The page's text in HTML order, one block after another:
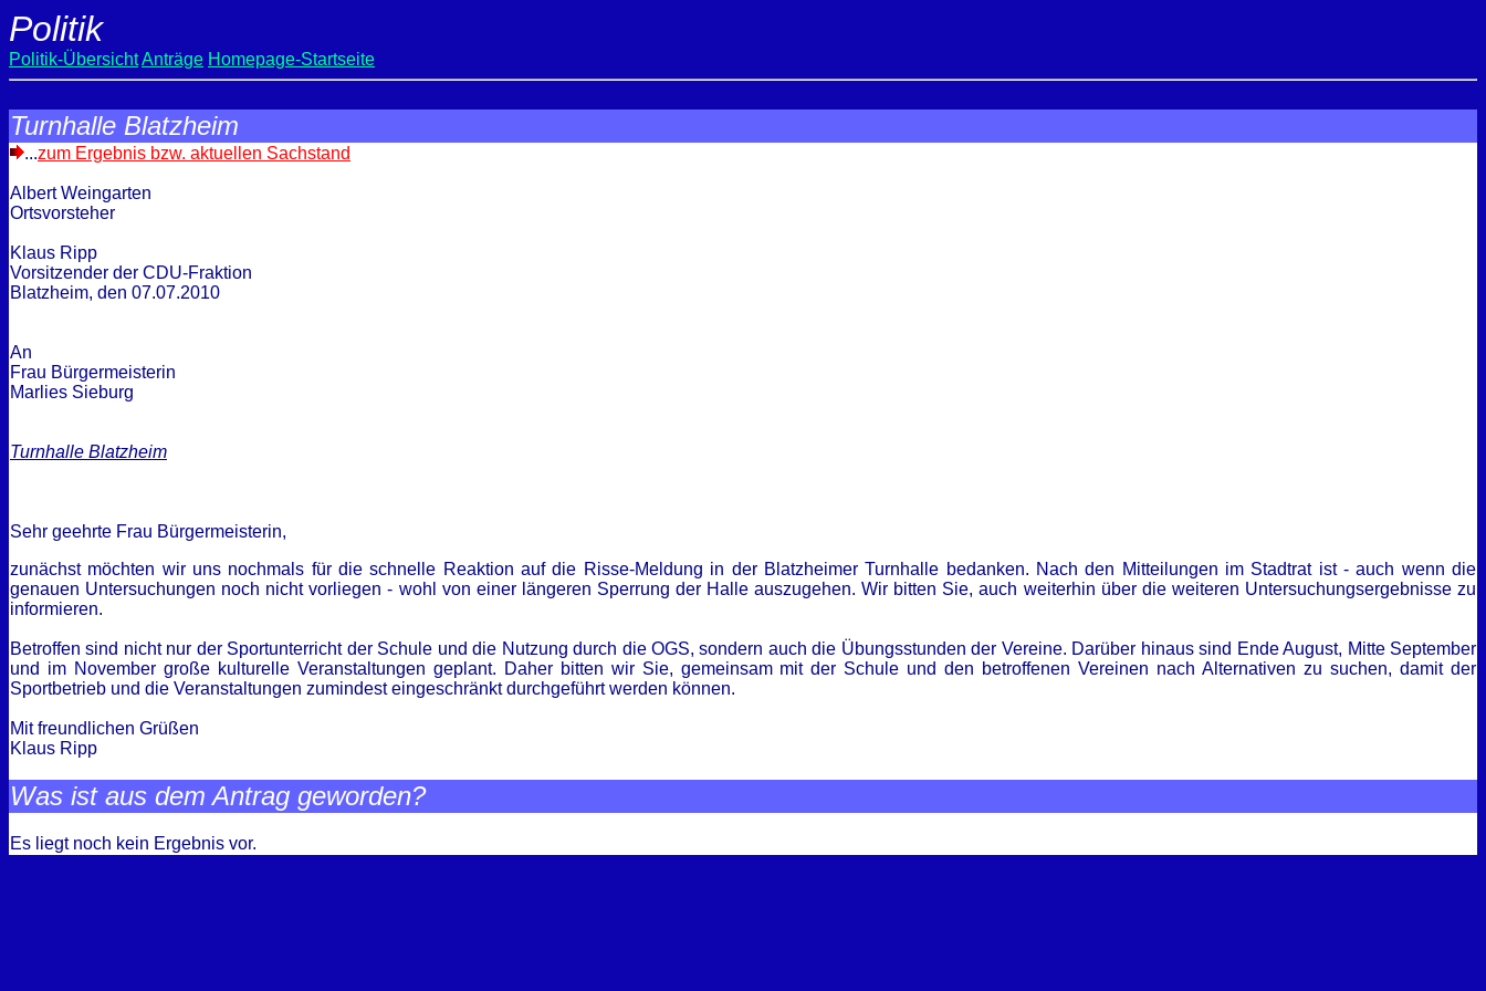
Politik
Politik-ÜbersichtAnträge Homepage-Startseite
Turnhalle Blatzheim
...zum Ergebnis bzw. aktuellen Sachstand
Albert Weingarten
Ortsvorsteher
Klaus Ripp
Vorsitzender der CDU-Fraktion
Blatzheim, den 07.07.2010
An
Frau Bürgermeisterin
Marlies Sieburg
Turnhalle Blatzheim
Sehr geehrte Frau Bürgermeisterin,
zunächst möchten wir uns nochmals für die schnelle Reaktion auf die Risse-Meldung in der Blatzheimer Turnhalle bedanken. Nach den Mitteilungen im Stadtrat ist - auch wenn die
genauen Untersuchungen noch nicht vorliegen - wohl von einer längeren Sperrung der Halle auszugehen. Wir bitten Sie, auch weiterhin über die weiteren Untersuchungsergebnisse zu
informieren.
Betroffen sind nicht nur der Sportunterricht der Schule und die Nutzung durch die OGS, sondern auch die Übungsstunden der Vereine. Darüber hinaus sind Ende August, Mitte September
und im November große kulturelle Veranstaltungen geplant. Daher bitten wir Sie, gemeinsam mit der Schule und den betroffenen Vereinen nach Alternativen zu suchen, damit der
Sportbetrieb und die Veranstaltungen zumindest eingeschränkt durchgeführt werden können.
Mit freundlichen Grüßen
Klaus Ripp
Was ist aus dem Antrag geworden?
Es liegt noch kein Ergebnis vor.